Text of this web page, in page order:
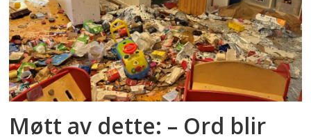
Møtt av dette: – Ord blir